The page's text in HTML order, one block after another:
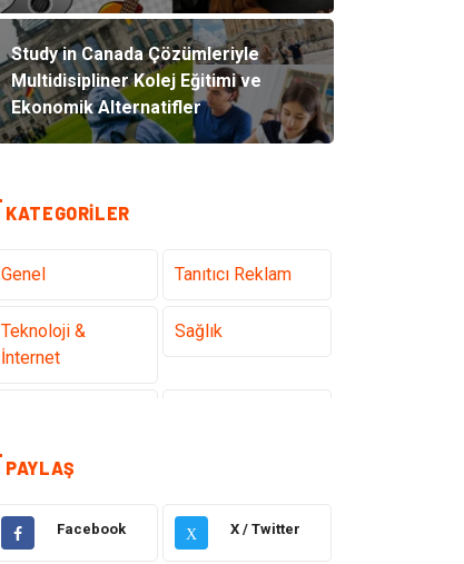
Study in Canada Çözümleriyle
Multidisipliner Kolej Eğitimi ve
Ekonomik Alternatifler
KATEGORILER
Genel Tanıtıcı Reklam
Teknoloji &
İnternet
Sağlık
Hukuk
Güzellik & Bakım Moda
PAYLAŞ
Facebook X X / Twitter